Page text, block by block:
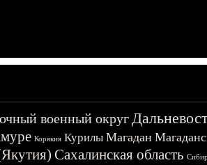
военный округ
Корякия Курилы Магадан
Сахалинская область